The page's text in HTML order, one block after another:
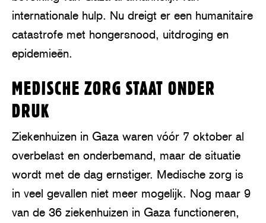
internationale hulp. Nu dreigt er een humanitaire
catastrofe met hongersnood, uitdroging en
epidemieën.
MEDISCHE ZORG STAAT ONDER
DRUK
Ziekenhuizen in Gaza waren vóór 7 oktober al
overbelast en onderbemand, maar de situatie
wordt met de dag ernstiger. Medische zorg is
in veel gevallen niet meer mogelijk. Nog maar 9
van de 36 ziekenhuizen in Gaza functioneren,